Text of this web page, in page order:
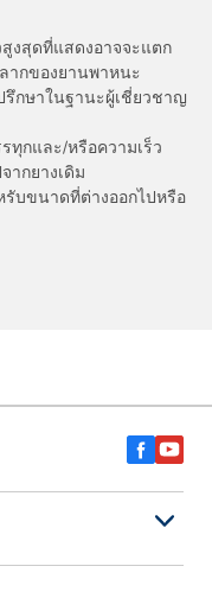
งสุดที่แสดงอาจจะแตก
ากของยานพาหนะ
กษาในฐานะผู้เชี่ยวชาญ
ทุกและ/หรือความเร็ว
ากยางเดิม
รับขนาดที่ต่างออกไปหรือ